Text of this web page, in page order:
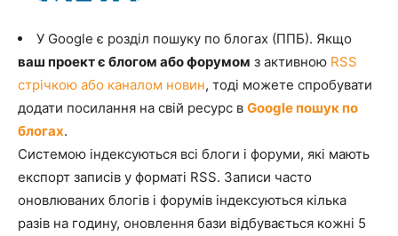
У Google є розділ пошуку по блогах (ППБ). Якщо
ваш проект є блогом або форумом з активною RSS
стрічкою або каналом новин, тоді можете спробувати
додати посилання на свій ресурс в Google пошук по
блогах.
Системою індексуються всі блоги і форуми, які мають
експорт записів у форматі RSS. Записи часто
оновлюваних блогів і форумів індексуються кілька
разів на годину, оновлення бази відбувається кожні 5